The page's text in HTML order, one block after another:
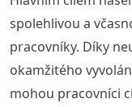
spolehlivou a
pracovníky. Díky
okamžitého
mohou pracovníci